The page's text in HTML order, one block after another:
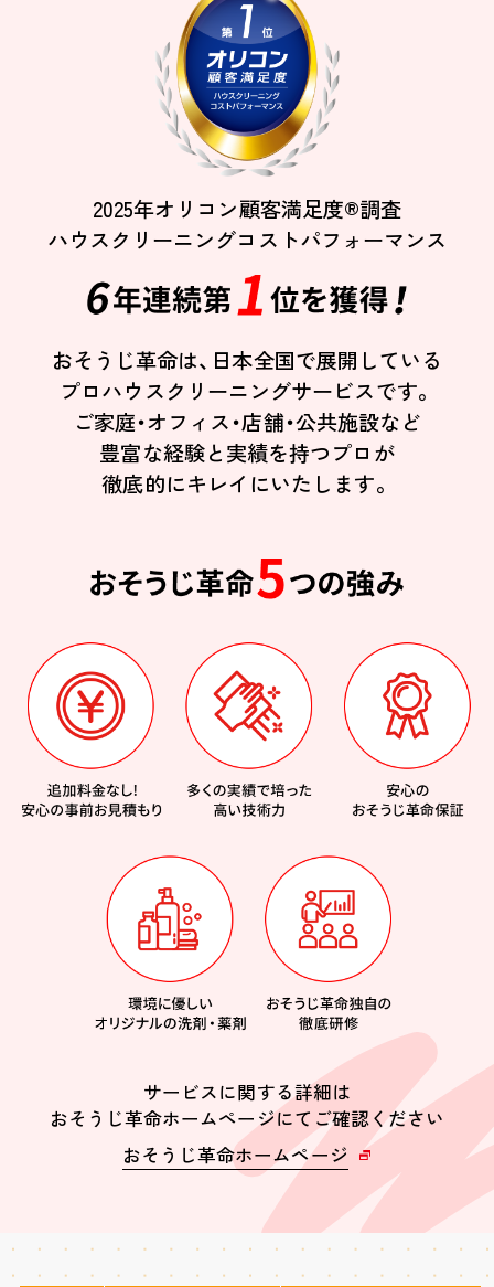
2025年オリコン顧客満足度®調査
ハウスクリーニングコストパフォーマンス
おそうじ革命は、日本全国で展開している
プロハウスクリーニングサービスです。
ご家庭・オフィス・店舗・公共施設など
豊富な経験と実績を持つプロが
徹底的にキレイにいたします。
サービスに関する詳細は
おそうじ革命ホームページにてご確認ください
おそうじ革命ホームページ